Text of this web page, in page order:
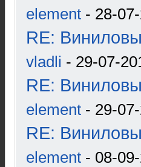
element - 28-
RE:
vladli - 29-07-
RE:
element - 29-
RE:
element - 08-